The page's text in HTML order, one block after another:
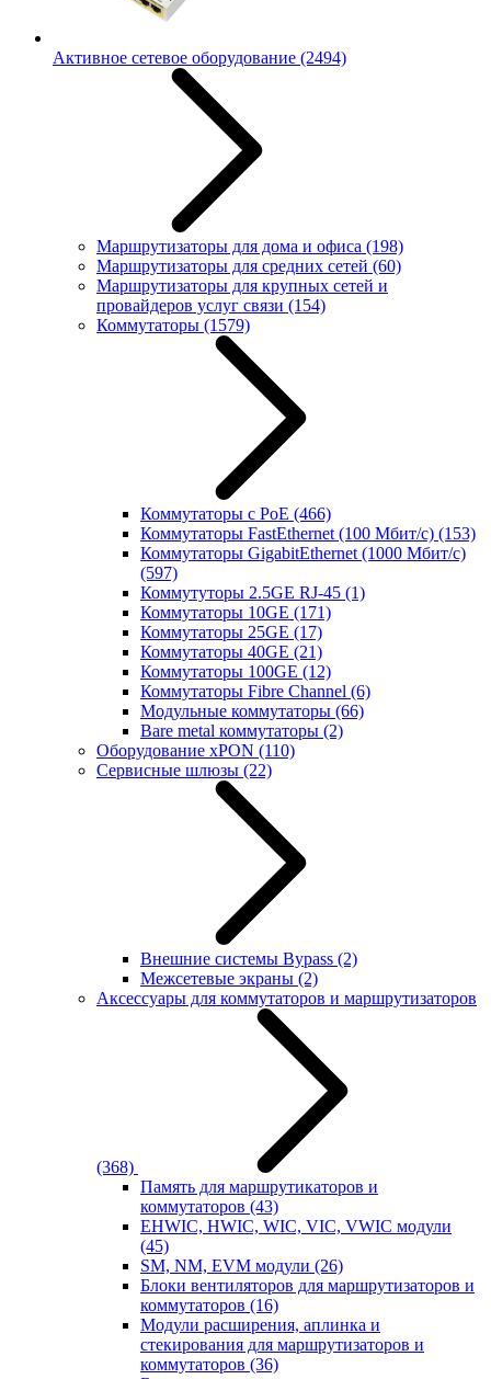
Активное сетевое оборудование (2494)
Маршрутизаторы для дома и офиса (198)
Маршрутизаторы для средних сетей (60)
Маршрутизаторы для крупных сетей и
провайдеров услуг связи (154)
Коммутаторы (1579)
Коммутаторы с PoE (466)
Коммутаторы FastEthernet (100 Мбит/с) (153)
Коммутаторы GigabitEthernet (1000 Мбит/с)
(597)
Коммутуторы 2.5GE RJ-45 (1)
Коммутаторы 10GE (171)
Коммутаторы 25GE (17)
Коммутаторы 40GE (21)
Коммутаторы 100GE (12)
Коммутаторы Fibre Channel (6)
Модульные коммутаторы (66)
Bare metal коммутаторы (2)
Оборудование xPON (110)
Сервисные шлюзы (22)
Внешние системы Bypass (2)
Межсетевые экраны (2)
Аксессуары для коммутаторов и маршрутизаторов
(368)
Память для маршрутикаторов и
коммутаторов (43)
EHWIC, HWIC, WIC, VIC, VWIC модули
(45)
SM, NM, EVM модули (26)
Блоки вентиляторов для маршрутизаторов и
коммутаторов (16)
Модули расширения, аплинка и
стекирования для маршрутизаторов и
коммутаторов (36)